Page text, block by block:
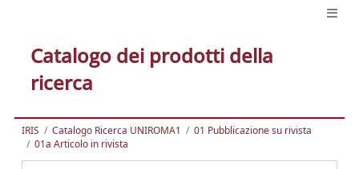
Catalogo dei prodotti della
ricerca
IRIS Catalogo Ricerca UNIROMA1
01 Pubblicazione su rivista
01a Articolo in rivista